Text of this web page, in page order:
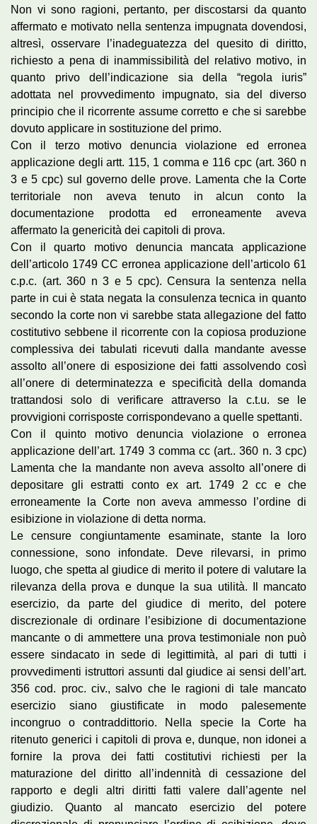
Non vi sono ragioni, pertanto, per discostarsi da quanto
affermato e motivato nella sentenza impugnata dovendosi,
altresì, osservare l’inadeguatezza del quesito di diritto,
richiesto a pena di inammissibilità del relativo motivo, in
quanto privo dell’indicazione sia della “regola iuris”
adottata nel provvedimento impugnato, sia del diverso
principio che il ricorrente assume corretto e che si sarebbe
dovuto applicare in sostituzione del primo.
Con il terzo motivo denuncia violazione ed erronea
applicazione degli artt. 115, 1 comma e 116 cpc (art. 360 n
3 e 5 cpc) sul governo delle prove. Lamenta che la Corte
territoriale non aveva tenuto in alcun conto la
documentazione prodotta ed erroneamente aveva
affermato la genericità dei capitoli di prova.
Con il quarto motivo denuncia mancata applicazione
dell’articolo 1749 CC erronea applicazione dell’articolo 61
c.p.c. (art. 360 n 3 e 5 cpc). Censura la sentenza nella
parte in cui è stata negata la consulenza tecnica in quanto
secondo la corte non vi sarebbe stata allegazione del fatto
costitutivo sebbene il ricorrente con la copiosa produzione
complessiva dei tabulati ricevuti dalla mandante avesse
assolto all’onere di esposizione dei fatti assolvendo così
all’onere di determinatezza e specificità della domanda
trattandosi solo di verificare attraverso la c.t.u. se le
provvigioni corrisposte corrispondevano a quelle spettanti.
Con il quinto motivo denuncia violazione o erronea
applicazione dell’art. 1749 3 comma cc (art.. 360 n. 3 cpc)
Lamenta che la mandante non aveva assolto all’onere di
depositare gli estratti conto ex art. 1749 2 cc e che
erroneamente la Corte non aveva ammesso l’ordine di
esibizione in violazione di detta norma.
Le censure congiuntamente esaminate, stante la loro
connessione, sono infondate. Deve rilevarsi, in primo
luogo, che spetta al giudice di merito il potere di valutare la
rilevanza della prova e dunque la sua utilità. Il mancato
esercizio, da parte del giudice di merito, del potere
discrezionale di ordinare l’esibizione di documentazione
mancante o di ammettere una prova testimoniale non può
essere sindacato in sede di legittimità, al pari di tutti i
provvedimenti istruttori assunti dal giudice ai sensi dell’art.
356 cod. proc. civ., salvo che le ragioni di tale mancato
esercizio siano giustificate in modo palesemente
incongruo o contraddittorio. Nella specie la Corte ha
ritenuto generici i capitoli di prova e, dunque, non idonei a
fornire la prova dei fatti costitutivi richiesti per la
maturazione del diritto all’indennità di cessazione del
rapporto e degli altri diritti fatti valere dall’agente nel
giudizio. Quanto al mancato esercizio del potere